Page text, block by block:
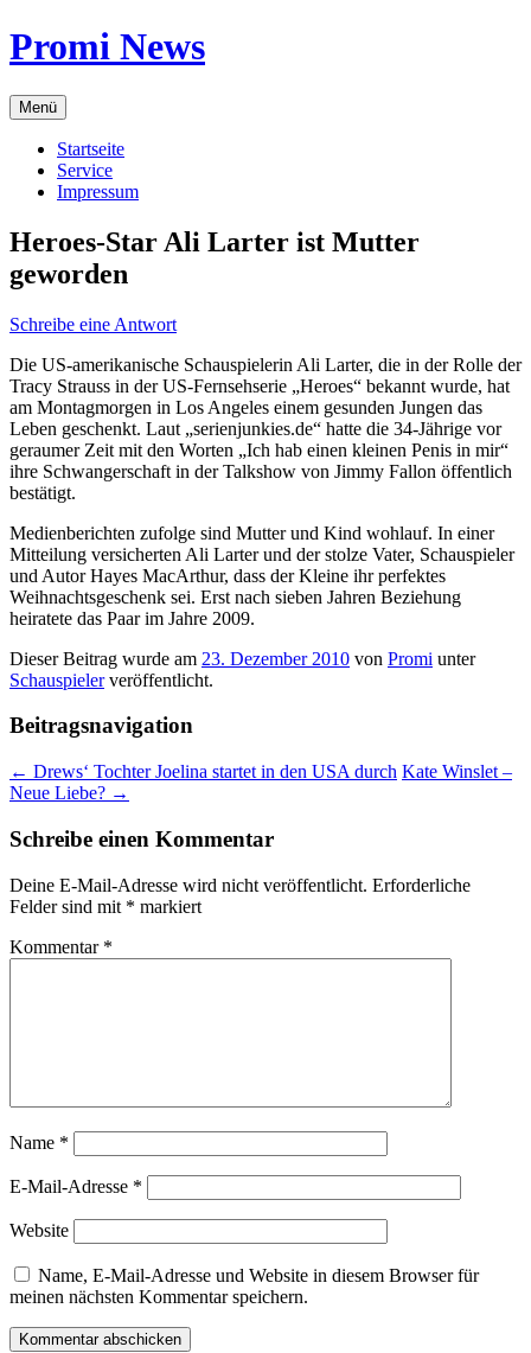
Zum
Inhalt
Promi News
Menü
Startseite
Service
Impressum
Heroes-Star Ali Larter ist Mutter
geworden
Schreibe eine Antwort
Die US-amerikanische Schauspielerin Ali Larter, die in der Rolle der
Tracy Strauss in der US-Fernsehserie „Heroes“ bekannt wurde, hat
am Montagmorgen in Los Angeles einem gesunden Jungen das
Leben geschenkt. Laut „serienjunkies.de“ hatte die 34-Jährige vor
geraumer Zeit mit den Worten „Ich hab einen kleinen Penis in mir“
ihre Schwangerschaft in der Talkshow von Jimmy Fallon öffentlich
bestätigt.
Medienberichten zufolge sind Mutter und Kind wohlauf. In einer
Mitteilung versicherten Ali Larter und der stolze Vater, Schauspieler
und Autor Hayes MacArthur, dass der Kleine ihr perfektes
Weihnachtsgeschenk sei. Erst nach sieben Jahren Beziehung
heiratete das Paar im Jahre 2009.
Dieser Beitrag wurde am 23. Dezember 2010 von Promi unter
Schauspielerveröffentlicht.
Beitragsnavigation
← Drews‘ Tochter Joelina startet in den USA durch Kate Winslet –
Neue Liebe? →
Schreibe einen Kommentar
Deine E-Mail-Adresse wird nicht veröffentlicht. Erforderliche
Felder sind mit * markiert
Kommentar *
Name *
E-Mail-Adresse *
Website
Name, E-Mail-Adresse und Website in diesem Browser für
meinen nächsten Kommentar speichern.